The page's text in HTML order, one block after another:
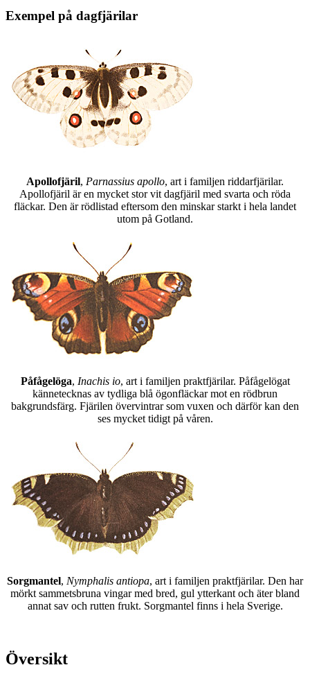
Exempel på dagfjärilar
Apollofjäril, Parnassius apollo, art i familjen riddarfjärilar.
Apollofjäril är en mycket stor vit dagfjäril med svarta och röda
fläckar. Den är rödlistad eftersom den minskar starkt i hela landet
utom på Gotland.
Påfågelöga, Inachis io, art i familjen praktfjärilar. Påfågelögat
kännetecknas av tydliga blå ögonfläckar mot en rödbrun
bakgrundsfärg. Fjärilen övervintrar som vuxen och därför kan den
ses mycket tidigt på våren.
Sorgmantel, Nymphalis antiopa, art i familjen praktfjärilar. Den har
mörkt sammetsbruna vingar med bred, gul ytterkant och äter bland
annat sav och rutten frukt. Sorgmantel finns i hela Sverige.
Översikt